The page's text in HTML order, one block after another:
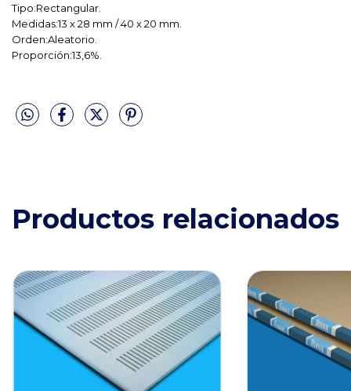
Tipo:Rectangular.
Medidas:13 x 28 mm / 40 x 20 mm.
Orden:Aleatorio.
Proporción:13,6%.
Productos relacionados